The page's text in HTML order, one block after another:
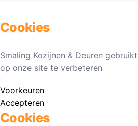
Cookies
Smaling Kozijnen & Deuren
op onze site te verbeteren
Voorkeuren
Accepteren
Cookies